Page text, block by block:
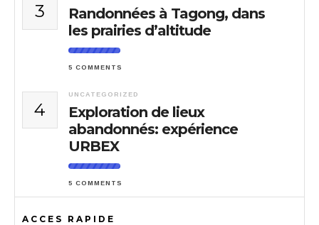
3
Randonnées à Tagong, dans
les prairies d’altitude
5 COMMENTS
4
UNCATEGORIZED
Exploration de lieux
abandonnés: expérience
URBEX
5 COMMENTS
ACCES RAPIDE